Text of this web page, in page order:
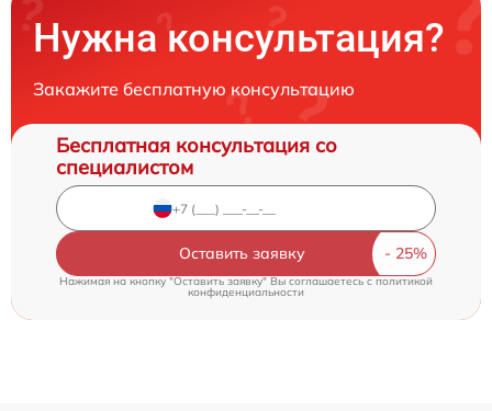
Нужна консультация?
Закажите бесплатную консультацию
Бесплатная консультация со
специалистом
Оставить заявку
Нажимая на кнопку "Оставить заявку" Вы соглашаетесь cполитикой
конфиденциальности